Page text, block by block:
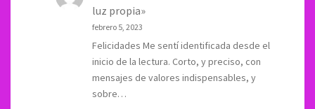
luz propia»
febrero 5, 2023
Felicidades Me sentí identificada desde el
inicio de la lectura. Corto, y preciso, con
mensajes de valores indispensables, y
sobre…